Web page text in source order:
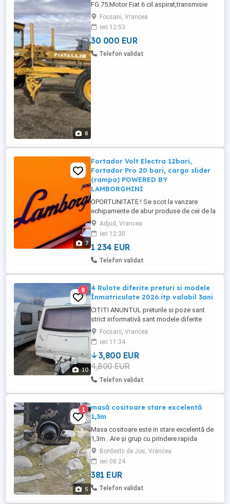
8
FG 75.Motor Fiat 6 cil.aspirat,transmisie
automata,tonne 14,ore 3400,anul
1997.Arata si funcționează
impecabil,merita văzut si probat.Import
recent. 30 000 plus tva neg.
Focsani, Vrancea
ieri 12:53
30 000 EUR
Telefon validat
7
Fortador Volt Electra 12bari,
Fortador Pro 20 bari, cargo slider
(rampa) POWERED BY
LAMBORGHINI
OPORTUNITATE ! Se scot la vanzare
echipamente de abur produse de cei de la
LAMBORGHINI! Pot fi folosite în diferite
domenii cum ar fi - detailing, HORECA,
industria vinului, apicolă, sănătate,
wellness & spa, etc. ACESTA MAI
REPREZINTA UN MARE AVANTAJ PENTRU
Adjud, Vrancea
ieri 12:30
1 234 EUR
Telefon validat
10
8
4 Rulote diferite preturi si modele
Înmatriculate 2026 itp valabil 3ani
CITITI ANUNTUL preturile si poze sant
strict informativă sant modele diferite
2003 3800e pana la 2008 6500 se poate
vedea la fața locului sau aduce pe
comanda Proprietar vând rulote complet
utilate cu baie bucătărie proprie mai multe
modele diferite e an toate sant
Înmatriculate România in 2026 ...
Focsani, Vrancea
ieri 11:34
3,800 EUR
4,800 EUR
Telefon validat
5
1
masă cositoare stare excelentă
1,3m
Masa cositoare este in stare excelentă de
1,3m . Are și grup cu prindere rapida
Bordestii de Jos, Vrancea
ieri 08:24
381 EUR
Telefon validat